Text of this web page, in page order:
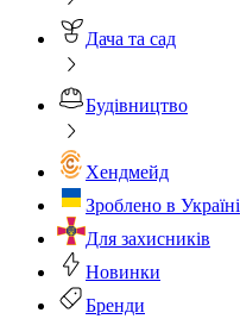
Дача та сад
Будівництво
Хендмейд
Зроблено в Україні
Для захисників
Новинки
Бренди